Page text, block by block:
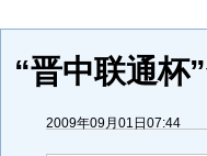
“晋中联通杯
2009年09月01日07:44